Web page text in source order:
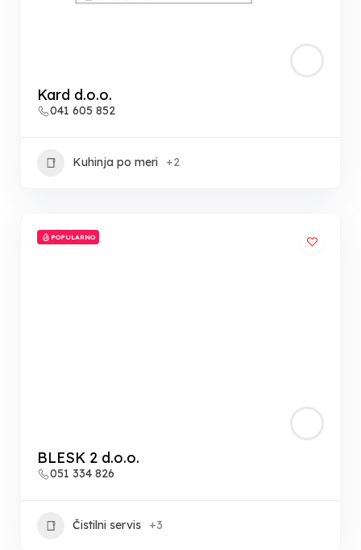
Kard d.o.o.
041 605 852
Kuhinja po meri +2
POPULARNO
BLESK 2 d.o.o.
051 334 826
Čistilni servis +3